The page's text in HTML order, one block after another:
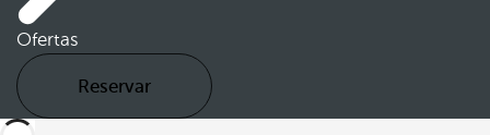
Ofertas
Reservar